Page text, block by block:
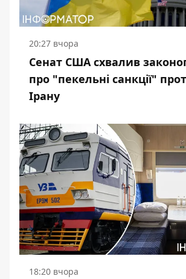
20:27 вчора
Сенат США схвалив
про "пекельні санкції"
Ірану
18:20 вчора